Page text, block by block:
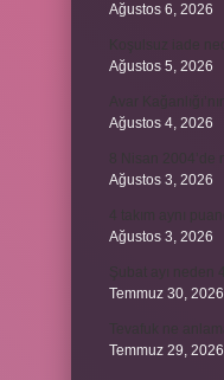
Ağustos 6, 2026
Ağustos 5, 2026
Ağustos 4, 2026
Ağustos 3, 2026
Ağustos 3, 2026
Temmuz 30, 2026
Temmuz 29, 2026